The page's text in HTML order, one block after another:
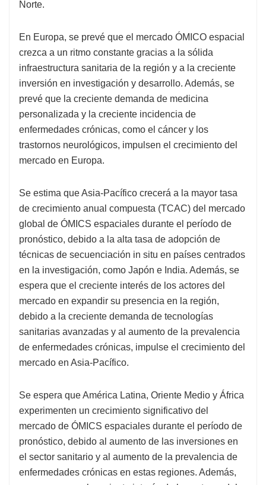
Norte.
En Europa, se prevé que el mercado ÓMICO espacial
crezca a un ritmo constante gracias a la sólida
infraestructura sanitaria de la región y a la creciente
inversión en investigación y desarrollo. Además, se
prevé que la creciente demanda de medicina
personalizada y la creciente incidencia de
enfermedades crónicas, como el cáncer y los
trastornos neurológicos, impulsen el crecimiento del
mercado en Europa.
Se estima que Asia-Pacífico crecerá a la mayor tasa
de crecimiento anual compuesta (TCAC) del mercado
global de ÓMICS espaciales durante el período de
pronóstico, debido a la alta tasa de adopción de
técnicas de secuenciación in situ en países centrados
en la investigación, como Japón e India. Además, se
espera que el creciente interés de los actores del
mercado en expandir su presencia en la región,
debido a la creciente demanda de tecnologías
sanitarias avanzadas y al aumento de la prevalencia
de enfermedades crónicas, impulse el crecimiento del
mercado en Asia-Pacífico.
Se espera que América Latina, Oriente Medio y África
experimenten un crecimiento significativo del
mercado de ÓMICS espaciales durante el período de
pronóstico, debido al aumento de las inversiones en
el sector sanitario y al aumento de la prevalencia de
enfermedades crónicas en estas regiones. Además,